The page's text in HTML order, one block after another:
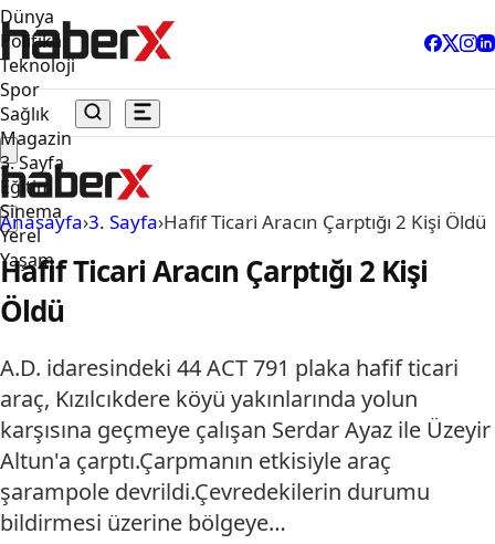
Dünya
Politika
Teknoloji
Spor
Sağlık
Magazin
3. Sayfa
Eğitim
Sinema
Yerel
Yaşam
Anasayfa›3. Sayfa›Hafif Ticari Aracın Çarptığı 2 Kişi Öldü
Hafif Ticari Aracın Çarptığı 2 Kişi
Öldü
A.D. idaresindeki 44 ACT 791 plaka hafif ticari
araç, Kızılcıkdere köyü yakınlarında yolun
karşısına geçmeye çalışan Serdar Ayaz ile Üzeyir
Altun'a çarptı.Çarpmanın etkisiyle araç
şarampole devrildi.Çevredekilerin durumu
bildirmesi üzerine bölgeye…